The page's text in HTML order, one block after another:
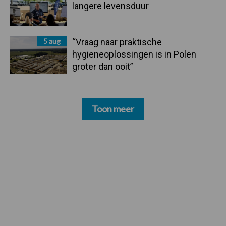
langere levensduur
5 aug
“Vraag naar praktische
hygieneoplossingen is in Polen
groter dan ooit”
Toon meer